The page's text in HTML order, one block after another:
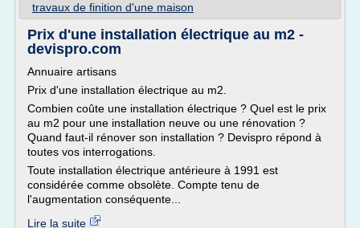
travaux de finition d'une maison
Prix d'une installation électrique au m2 -
devispro.com
Annuaire artisans
Prix d'une installation électrique au m2.
Combien coûte une installation électrique ? Quel est le prix
au m2 pour une installation neuve ou une rénovation ?
Quand faut-il rénover son installation ? Devispro répond à
toutes vos interrogations.
Toute installation électrique antérieure à 1991 est
considérée comme obsolète. Compte tenu de
l'augmentation conséquente...
Lire la suite